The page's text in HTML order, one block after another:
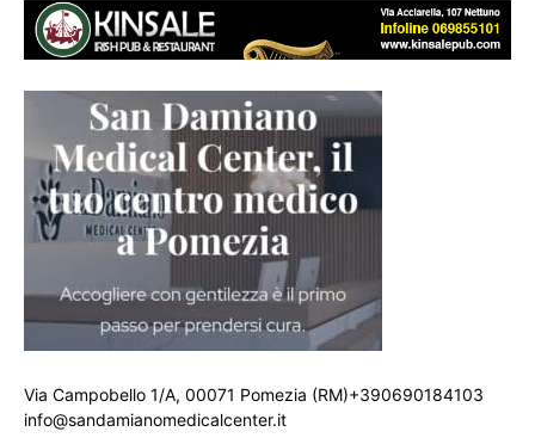
Via Campobello 1/A, 00071 Pomezia (RM)+390690184103
info@sandamianomedicalcenter.it